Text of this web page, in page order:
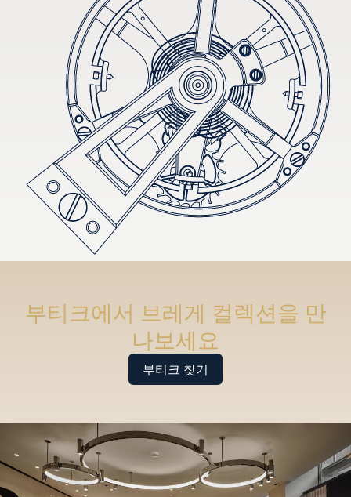
부티크에서 브레게 컬렉션을 만
나보세요
부티크 찾기